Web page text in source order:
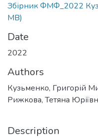
Збірник ФМФ_2022
MB)
Date
2022
Authors
Кузьменко, Григорій
Рижкова, Тетяна
Description